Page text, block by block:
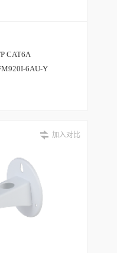
CAT6A
6AU-Y
加入对比